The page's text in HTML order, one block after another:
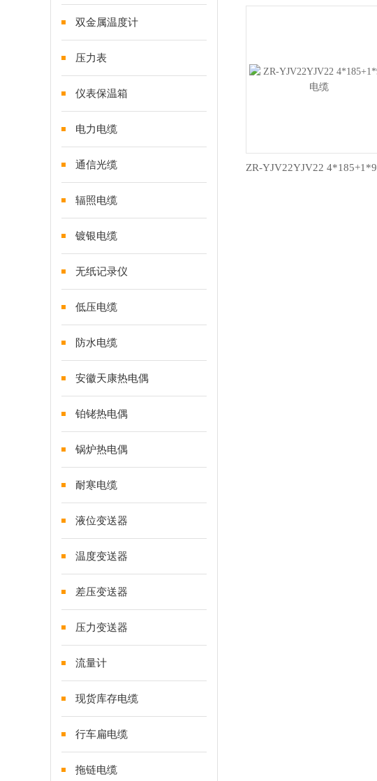
双金属温度计
压力表
仪表保温箱
电力电缆
通信光缆
辐照电缆
镀银电缆
无纸记录仪
低压电缆
防水电缆
安徽天康热电偶
铂铑热电偶
锅炉热电偶
耐寒电缆
液位变送器
温度变送器
差压变送器
压力变送器
流量计
现货库存电缆
行车扁电缆
拖链电缆